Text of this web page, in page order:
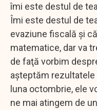
îmi este destul de
Îmi este destul de
evaziune fiscală şi
matematice, dar va
de faţă vorbim
aşteptăm rezultatele
luna octombrie, ele
ne mai atingem de